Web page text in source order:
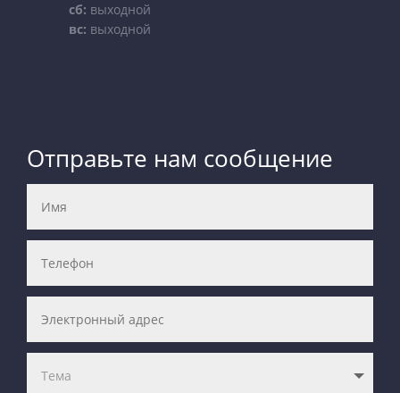
сб: выходной
вс: выходной
Отправьте нам сообщение